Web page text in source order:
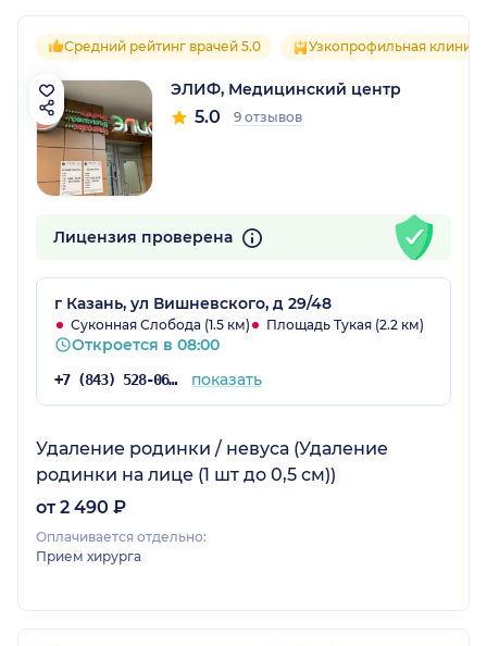
Средний рейтинг врачей 5.0 Узкопрофильная клиника
ЭЛИФ, Медицинский центр
5.0 9 отзывов
Лицензия проверена
г Казань, ул Вишневского, д 29/48
Суконная Слобода (1.5 км) Площадь Тукая (2.2 км)
Откроется в 08:00
+7 (843) 528-06-36 показать
Удаление родинки / невуса (Удаление
родинки на лице (1 шт до 0,5 см))
от 2 490 ₽
Оплачивается отдельно:
Прием хирурга